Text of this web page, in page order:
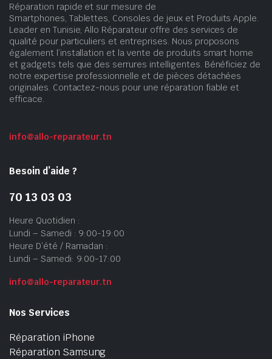
Réparation rapide et sur mesure de
Smartphones, Tablettes, Consoles de jeux et Produits Apple.
Leader en Tunisie, Allo Réparateur offre des services de
qualité pour particuliers et entreprises. Nous proposons
également l’installation et la vente de produits smart home
et gadgets tels que des serrures intelligentes. Bénéficiez de
notre expertise professionnelle et de pièces détachées
originales. Contactez-nous pour une réparation fiable et
efficace.
info@allo-reparateur.tn
Besoin d’aide ?
70 13 03 03
Heure Quotidien :
Lundi – Samedi : 9:00-19:00
Heure D’été / Ramadan :
Lundi – Samedi: 9:00-17:00
info@allo-reparateur.tn
Nos Services
Réparation iPhone
Réparation Samsung